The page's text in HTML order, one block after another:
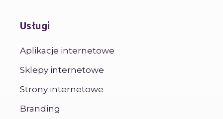
Usługi
Aplikacje internetowe
Sklepy internetowe
Strony internetowe
Branding